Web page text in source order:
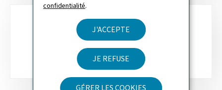
confidentialité.
J'ACCEPTE
JE REFUSE
GÉRER LES COOKIES
MESURES VOLONTAIRES